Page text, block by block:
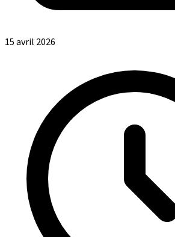
15 avril 2026